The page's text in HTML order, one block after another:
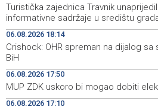
19:45
Novi Travnik receives first
19:33
Crishock: OHR maintains an
political stakeholders in BiH
19:32
Velika nagrada Britanije ostaje
2028. godine
Turistička zajednica Travnik
informativne sadržaje u središtu
06.08.2026 18:14
Crishock: OHR spreman na dijalog
BiH
06.08.2026 17:50
MUP ZDK uskoro bi mogao dobiti
06.08.2026 17:10